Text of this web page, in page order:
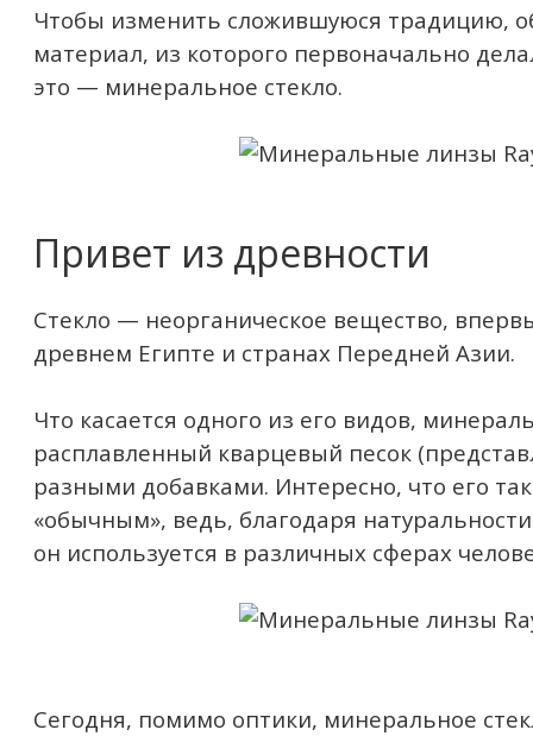
Чтобы изменить сложившуюся традицию,
материал, из которого первоначально
это — минеральное стекло.
Привет из древности
Стекло — неорганическое вещество,
древнем Египте и странах Передней Азии.
Что касается одного из его видов,
расплавленный кварцевый песок
разными добавками. Интересно, что его
«обычным», ведь, благодаря
он используется в различных сферах
Сегодня, помимо оптики, минеральное